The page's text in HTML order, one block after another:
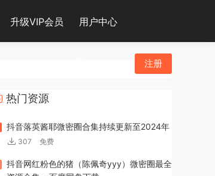
升级VIP会员 用户中心
注册
热门资源
抖音落英酱耶微密圈合集持续更新至2024年
307 免费
抖音网红粉色的猪（陈佩奇yyy）微密圈最全